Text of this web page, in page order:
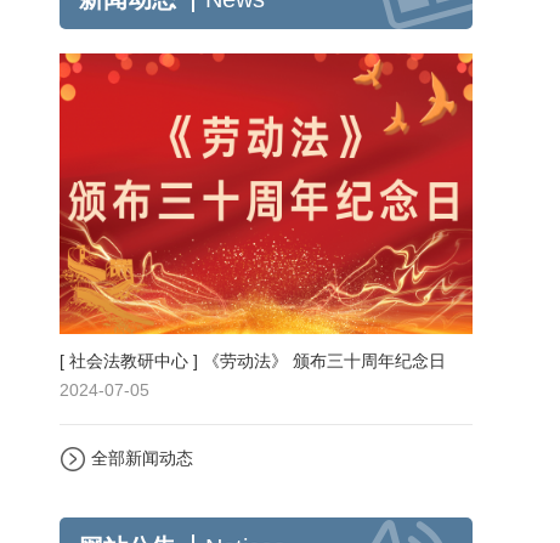
[ 社会法教研中心 ] 《劳动法》 颁布三十周年纪念日
2024-07-05
全部新闻动态